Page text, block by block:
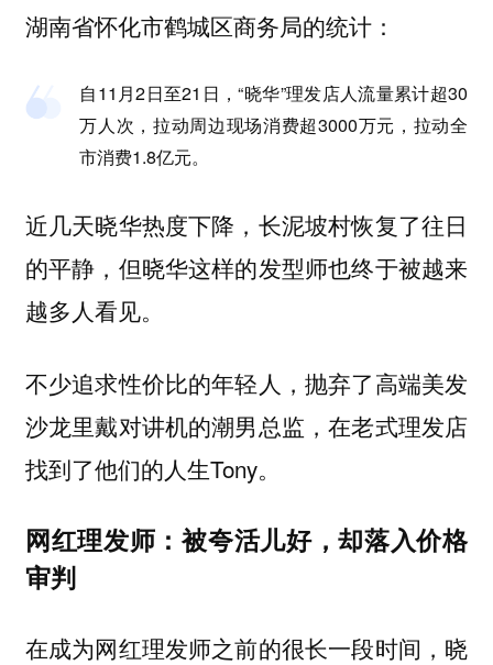
湖南省怀化市鹤城区商务局的统计：
自11月2日至21日，“晓华”理发店人流量累计超30
万人次，拉动周边现场消费超3000万元，拉动全
市消费1.8亿元。
近几天晓华热度下降，长泥坡村恢复了往日
的平静，但晓华这样的发型师也终于被越来
越多人看见。
不少追求性价比的年轻人，抛弃了高端美发
沙龙里戴对讲机的潮男总监，在老式理发店
找到了他们的人生Tony。
网红理发师：被夸活儿好，却落入价格
审判
在成为网红理发师之前的很长一段时间，晓